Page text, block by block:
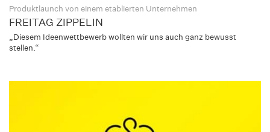
Produktlaunch von einem etablierten Unternehmen
FREITAG ZIPPELIN
„Diesem Ideenwettbewerb wollten wir uns auch ganz bewusst
stellen.“